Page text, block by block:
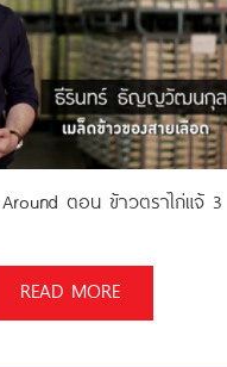
ตอน ข้าวตราไก่แจ้ 3
READ MORE